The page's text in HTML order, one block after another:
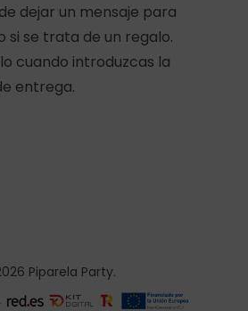
dejar un mensaje para
si se trata de un regalo.
cuando introduzcas la
entrega.
Piparela Party.